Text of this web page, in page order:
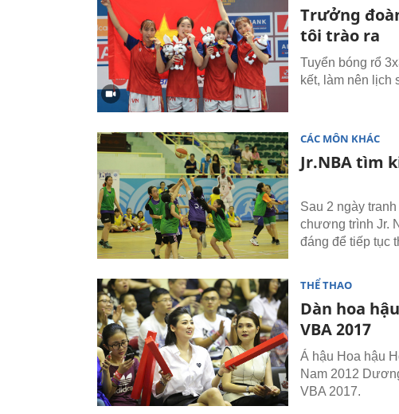
Trưởng
tôi trào ra
Tuyển bóng rổ
kết, làm nên lịch
CÁC MÔN KHÁC
Jr.NBA tìm
Sau 2 ngày
chương trình Jr.
đáng để tiếp tục
THỂ THAO
Dàn hoa
VBA 2017
Á hậu Hoa hậu
Nam 2012
VBA 2017.